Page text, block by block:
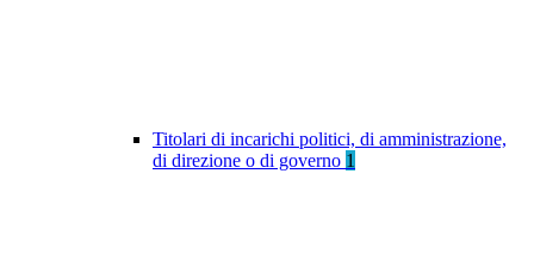
Titolari di incarichi politici, di amministrazione,
di direzione o di governo 1